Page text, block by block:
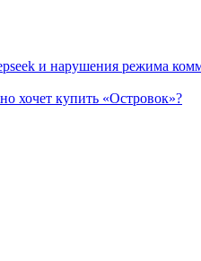
и нарушения режима
хочет купить «Островок»?